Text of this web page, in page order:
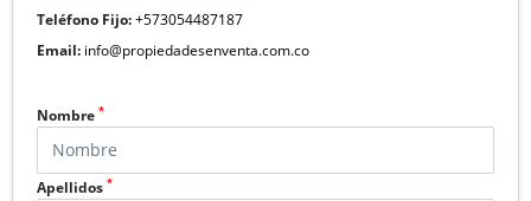
Teléfono Fijo:+573054487187
Email: info@propiedadesenventa.com.co
Nombre *
Apellidos *